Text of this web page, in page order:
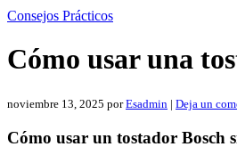
Consejos Prácticos
Cómo usar una
noviembre 13, 2025 porEsadmin | Deja un
Cómo usar un tostador Bosch